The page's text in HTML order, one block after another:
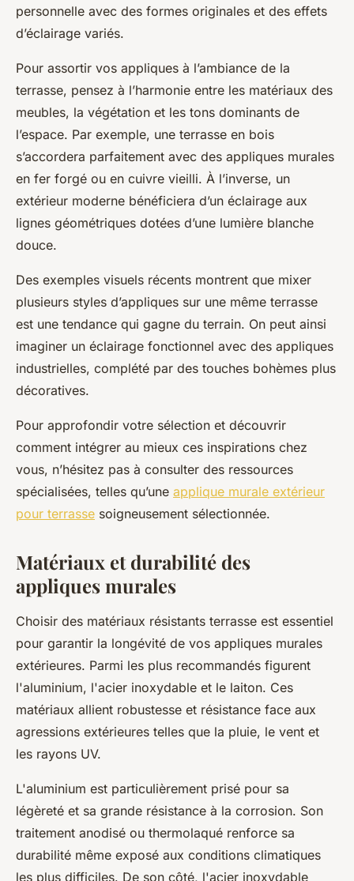
personnelle avec des formes originales et des effets
d’éclairage variés.
Pour assortir vos appliques à l’ambiance de la
terrasse, pensez à l’harmonie entre les matériaux des
meubles, la végétation et les tons dominants de
l’espace. Par exemple, une terrasse en bois
s’accordera parfaitement avec des appliques murales
en fer forgé ou en cuivre vieilli. À l’inverse, un
extérieur moderne bénéficiera d’un éclairage aux
lignes géométriques dotées d’une lumière blanche
douce.
Des exemples visuels récents montrent que mixer
plusieurs styles d’appliques sur une même terrasse
est une tendance qui gagne du terrain. On peut ainsi
imaginer un éclairage fonctionnel avec des appliques
industrielles, complété par des touches bohèmes plus
décoratives.
Pour approfondir votre sélection et découvrir
comment intégrer au mieux ces inspirations chez
vous, n’hésitez pas à consulter des ressources
spécialisées, telles qu’une applique murale extérieur
pour terrasse soigneusement sélectionnée.
Matériaux et durabilité des
appliques murales
Choisir des matériaux résistants terrasse est essentiel
pour garantir la longévité de vos appliques murales
extérieures. Parmi les plus recommandés figurent
l'aluminium, l'acier inoxydable et le laiton. Ces
matériaux allient robustesse et résistance face aux
agressions extérieures telles que la pluie, le vent et
les rayons UV.
L'aluminium est particulièrement prisé pour sa
légèreté et sa grande résistance à la corrosion. Son
traitement anodisé ou thermolaqué renforce sa
durabilité même exposé aux conditions climatiques
les plus difficiles. De son côté, l'acier inoxydable